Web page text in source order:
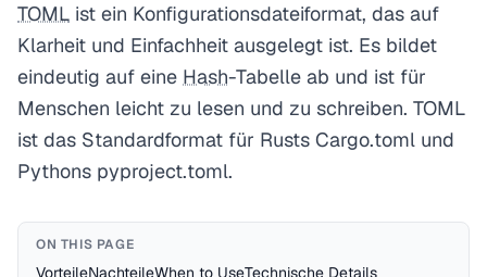
TOML ist ein Konfigurationsdateiformat, das auf
Klarheit und Einfachheit ausgelegt ist. Es bildet
eindeutig auf eine Hash-Tabelle ab und ist für
Menschen leicht zu lesen und zu schreiben. TOML
ist das Standardformat für Rusts Cargo.toml und
Pythons pyproject.toml.
ON THIS PAGE
VorteileNachteileWhen to UseTechnische Details